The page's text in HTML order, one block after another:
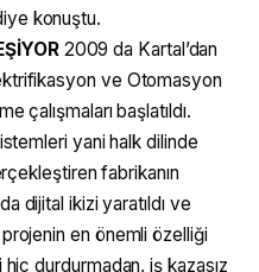
konuştu.
2009 da Kartal’dan
ve Otomasyon
çalışmaları başlatıldı.
yani halk dilinde
fabrikanın
dijital ikizi yaratıldı ve
en önemli özelliği
durdurmadan, iş kazasız